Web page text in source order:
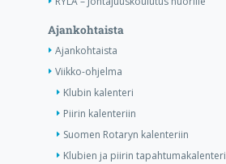
Ajankohtaista
Ajankohtaista
Viikko-ohjelma
Klubin kalenteri
Piirin kalenteriin
Suomen Rotaryn kalenteriin
Klubien ja piirin tapahtumakalenteri